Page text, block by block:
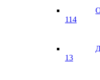
114
13